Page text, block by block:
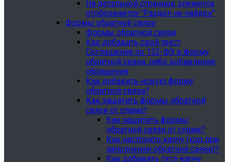
На детальной странице элемента
отображается "Раздел не найден"
Формы обратной связи
Формы обратной связи
Как добавить свой текст
Соглашения по 152-ФЗ в форму
обратной связи, либо добавления
обращения
Как добавить новую форму
обратной связи?
Как защитить формы обратной
связи от спама?
Как защитить формы
обратной связи от спама?
Как настроить капчу (код при
заполнении обратной связи)?
Как добавить гугл-капчу